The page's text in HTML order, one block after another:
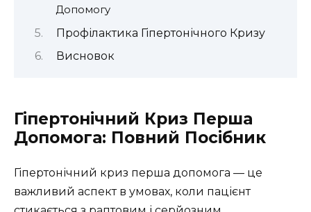
Допомогу
Профілактика Гіпертонічного Кризу
Висновок
Гіпертонічний Криз Перша
Допомога: Повний Посібник
Гіпертонічний криз перша допомога — це
важливий аспект в умовах, коли пацієнт